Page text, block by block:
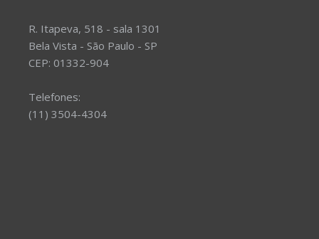
R. Itapeva, 518 - sala 1301
Bela Vista - São Paulo - SP
CEP: 01332-904
Telefones:
(11) 3504-4304